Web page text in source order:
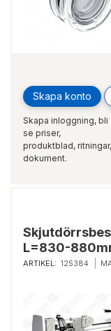
Skapa konto
Skapa inloggning,
se priser,
produktblad,
dokument.
L=830-
ARTIKEL: 125384